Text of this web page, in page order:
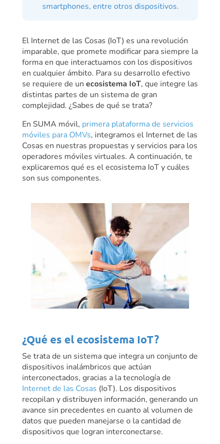
smartphones, entre otros dispositivos.
El Internet de las Cosas (IoT) es una revolución
imparable, que promete modificar para siempre la
forma en que interactuamos con los dispositivos
en cualquier ámbito. Para su desarrollo efectivo
se requiere de un ecosistema IoT, que integre las
distintas partes de un sistema de gran
complejidad. ¿Sabes de qué se trata?
En SUMA móvil, primera plataforma de servicios
móviles para OMVs, integramos el Internet de las
Cosas en nuestras propuestas y servicios para los
operadores móviles virtuales. A continuación, te
explicaremos qué es el ecosistema IoT y cuáles
son sus componentes.
¿Qué es el ecosistema IoT?
Se trata de un sistema que integra un conjunto de
dispositivos inalámbricos que actúan
interconectados, gracias a la tecnología de
Internet de las Cosas (IoT). Los dispositivos
recopilan y distribuyen información, generando un
avance sin precedentes en cuanto al volumen de
datos que pueden manejarse o la cantidad de
dispositivos que logran interconectarse.